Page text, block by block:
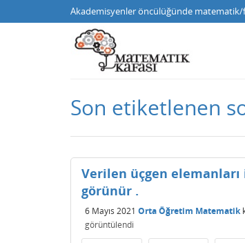
Akademisyenler öncülüğünde
Son etiketlenen
Verilen üçgen elemanları
görünür .
6 Mayıs 2021 Orta Öğretim Matematik
görüntülendi